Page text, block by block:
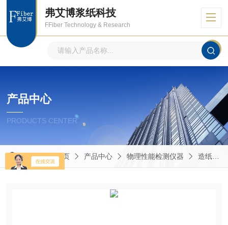
弗艾博浆纸科技
FFiber Technology & Research
产品中心
PRODUCTS CENTER
当前位置：首页 产品中心 物理性能检测仪器 造纸包装物理性能的测定